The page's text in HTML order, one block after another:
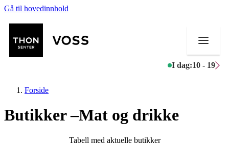
Gå til hovedinnhold
I dag:10 - 19
Forside
Butikker –Mat og drikke
Tabell med aktuelle butikker